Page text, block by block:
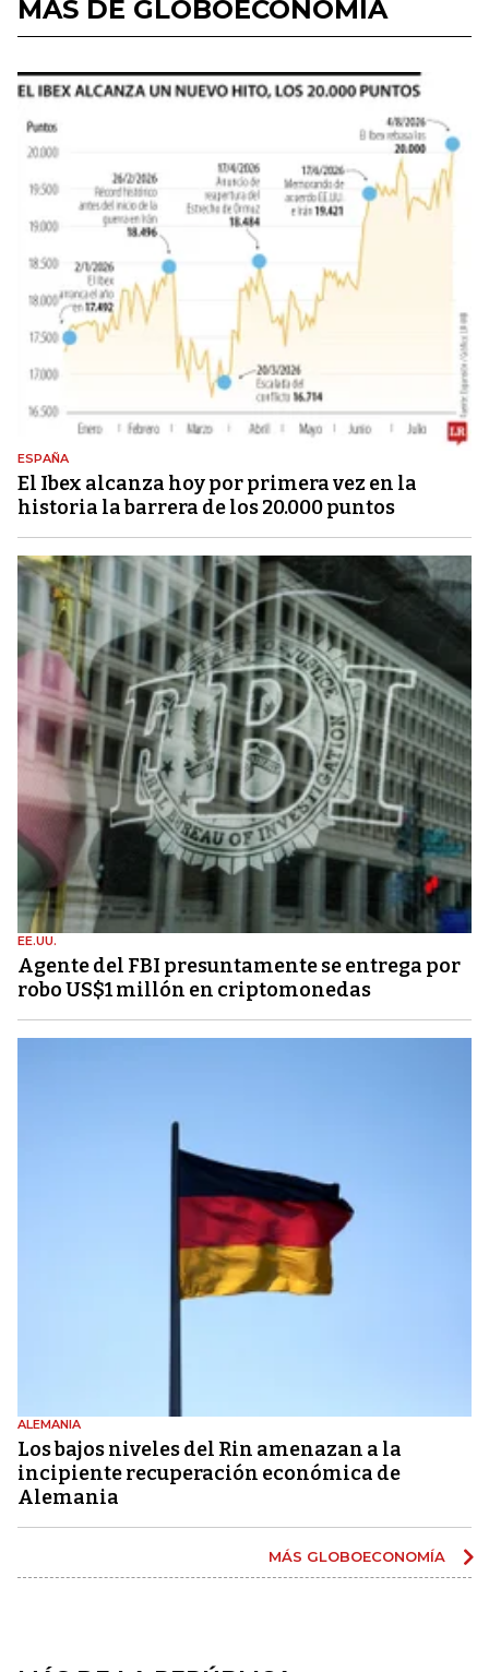
MÁS DE GLOBOECONOMÍA
ESPAÑA
El Ibex alcanza hoy por primera vez en la
historia la barrera de los 20.000 puntos
EE.UU.
Agente del FBI presuntamente se entrega por
robo US$1 millón en criptomonedas
ALEMANIA
Los bajos niveles del Rin amenazan a la
incipiente recuperación económica de
Alemania
MÁS GLOBOECONOMÍA